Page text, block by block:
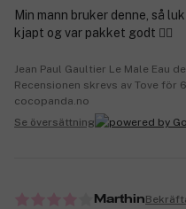
Min mann bruker denne, så
kjapt og var pakket godt 👍🏼
Jean Paul Gaultier Le Male Eau
Recensionen skrevs av Tove för
cocopanda.no
Se översättning
Marthin